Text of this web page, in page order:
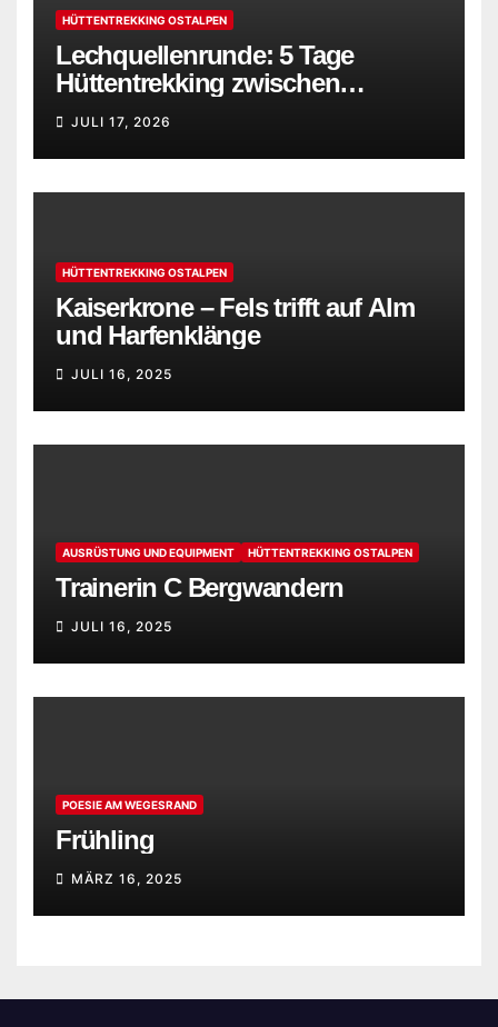
HÜTTENTREKKING OSTALPEN
Lechquellenrunde: 5 Tage
Hüttentrekking zwischen
Bregenzerwald und Lechtaler
Alpen
JULI 17, 2026
HÜTTENTREKKING OSTALPEN
Kaiserkrone – Fels trifft auf Alm
und Harfenklänge
JULI 16, 2025
AUSRÜSTUNG UND EQUIPMENT HÜTTENTREKKING OSTALPEN
Trainerin C Bergwandern
JULI 16, 2025
POESIE AM WEGESRAND
Frühling
MÄRZ 16, 2025